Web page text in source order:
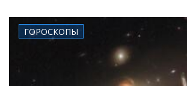
ГОРОСКОПЫ